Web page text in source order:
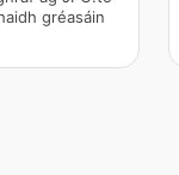
gréasáin